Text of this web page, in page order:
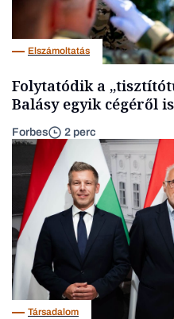
Elszámoltatás
Folytatódik a
Balásy egyik cégéről
Forbes 2 perc
Társadalom